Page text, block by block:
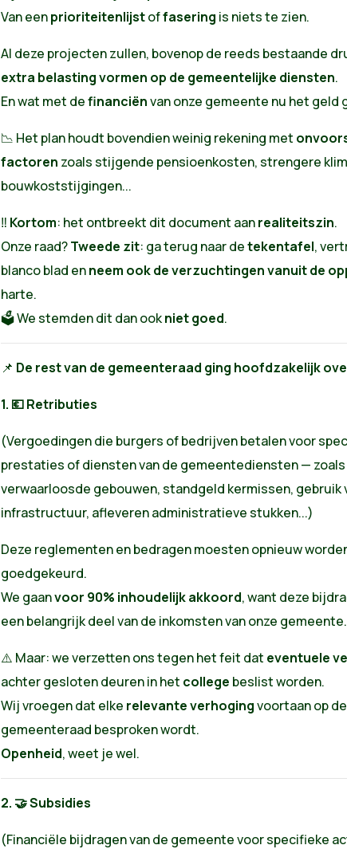
Van eenprioriteitenlijstoffasering is niets te zien.
Al deze projecten zullen, bovenop de reeds bestaande
extra belasting vormen op de gemeentelijke diensten.
En wat met definanciënvan onze gemeente nu het geld
📉 Het plan houdt bovendien weinig rekening met
factoren zoals stijgende pensioenkosten, strengere
bouwkoststijgingen...
‼️ Kortom: het ontbreekt dit document aanrealiteitszin.
Onze raad?Tweede zit: ga terug naar detekentafel,
blanco blad enneem ook de verzuchtingen vanuit de
harte.
🗳️ We stemden dit dan ookniet goed.
📌 De rest van de gemeenteraad ging hoofdzakelijk
1. 💶 Retributies
(Vergoedingen die burgers of bedrijven betalen voor
prestaties of diensten van de gemeentediensten —
verwaarloosde gebouwen, standgeld kermissen, gebruik
infrastructuur, afleveren administratieve stukken...)
Deze reglementen en bedragen moesten opnieuw
goedgekeurd.
We gaanvoor 90% inhoudelijk akkoord, want deze
een belangrijk deel van de inkomsten van onze gemeente.
⚠️ Maar: we verzetten ons tegen het feit dat eventuele
achter gesloten deuren in het college beslist worden.
Wij vroegen dat elke relevante verhogingvoortaan op de
gemeenteraad besproken wordt.
Openheid, weet je wel.
2. 🤝 Subsidies
(Financiële bijdragen van de gemeente voor specifieke